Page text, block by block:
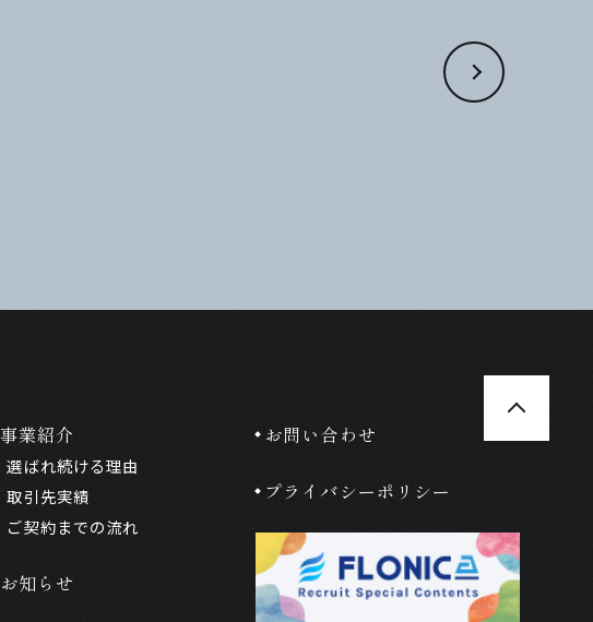
事業紹介
選ばれ続ける理由
取引先実績
ご契約までの流れ
お知らせ
お問い合わせ
プライバシーポリシー